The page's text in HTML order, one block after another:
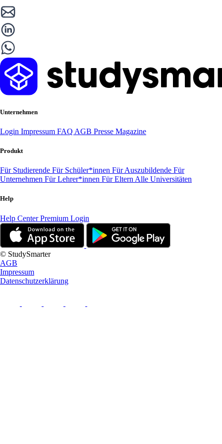
Unternehmen
Login Impressum FAQ AGB Presse Magazine
Produkt
Für Studierende Für Schüler*innen Für Auszubildende Für
Unternehmen Für Lehrer*innen Für Eltern Alle Universitäten
Help
Help CenterPremium Login
© StudySmarter
AGB
Impressum
Datenschutzerklärung